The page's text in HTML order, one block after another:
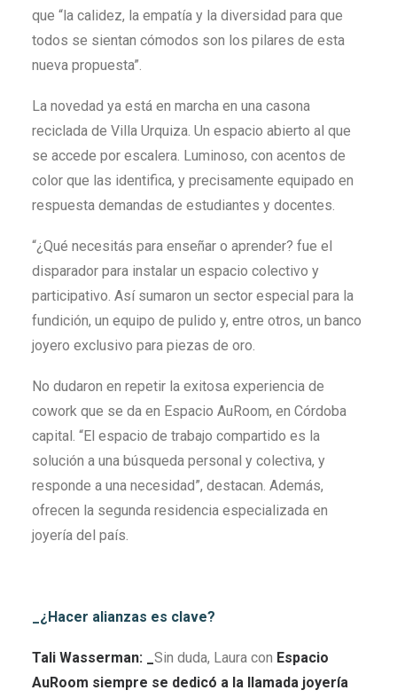
que “la calidez, la empatía y la diversidad para que
todos se sientan cómodos son los pilares de esta
nueva propuesta”.
La novedad ya está en marcha en una casona
reciclada de Villa Urquiza. Un espacio abierto al que
se accede por escalera. Luminoso, con acentos de
color que las identifica, y precisamente equipado en
respuesta demandas de estudiantes y docentes.
“¿Qué necesitás para enseñar o aprender? fue el
disparador para instalar un espacio colectivo y
participativo. Así sumaron un sector especial para la
fundición, un equipo de pulido y, entre otros, un banco
joyero exclusivo para piezas de oro.
No dudaron en repetir la exitosa experiencia de
cowork que se da en Espacio AuRoom, en Córdoba
capital. “El espacio de trabajo compartido es la
solución a una búsqueda personal y colectiva, y
responde a una necesidad”, destacan. Además,
ofrecen la segunda residencia especializada en
joyería del país.
_¿Hacer alianzas es clave?
Tali Wasserman: _ Sin duda, Laura con Espacio
AuRoom siempre se dedicó a la llamada joyería